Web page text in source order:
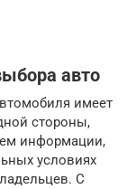
авто
имеет
стороны,
информации,
условиях
С